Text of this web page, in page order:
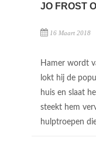
JO FROST
16 Maart 2018
Hamer wordt
lokt hij de
huis en slaat
steekt hem
hulptroepen